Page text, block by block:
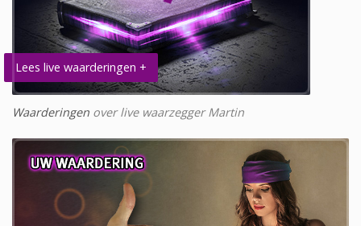
Lees live waarderingen +
Waarderingen over live waarzegger Martin